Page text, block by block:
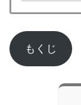
もくじ